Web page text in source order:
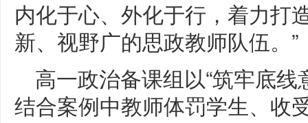
内化于心、外化于行，着力打
新、视野广的思政教师队伍。”
高一政治备课组以“筑牢底
结合案例中教师体罚学生、收